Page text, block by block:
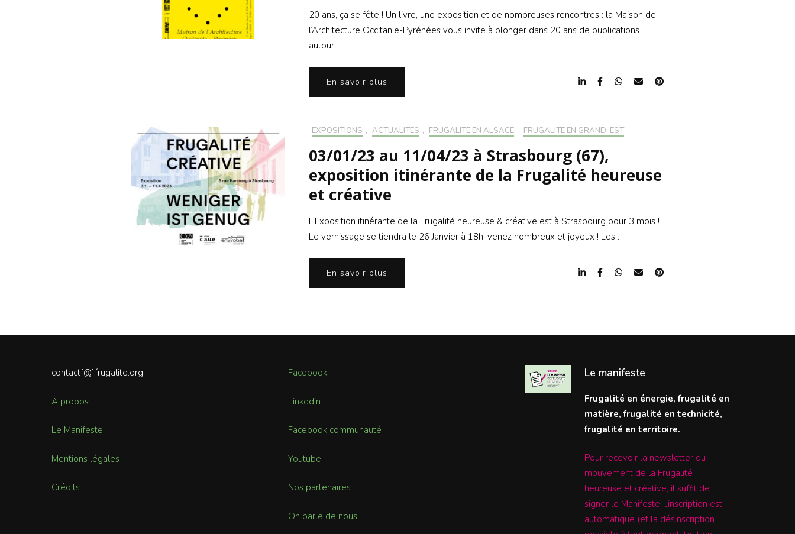
20 ans, ça se fête ! Un livre, une exposition et de nombreuses rencontres : la Maison de
l’Architecture Occitanie-Pyrénées vous invite à plonger dans 20 ans de publications
autour …
En savoir plus
EXPOSITIONS , ACTUALITÉS , FRUGALITÉ EN ALSACE , FRUGALITÉ EN GRAND-EST
03/01/23 au 11/04/23 à Strasbourg (67),
exposition itinérante de la Frugalité heureuse
et créative
L’Exposition itinérante de la Frugalité heureuse & créative est à Strasbourg pour 3 mois !
Le vernissage se tiendra le 26 Janvier à 18h, venez nombreux et joyeux ! Les …
En savoir plus
contact[@]frugalite.org
A propos
Le Manifeste
Mentions légales
Crédits
Facebook
Linkedin
Facebook communauté
Youtube
Nos partenaires
On parle de nous
Le manifeste
Frugalité en énergie, frugalité en
matière, frugalité en technicité,
frugalité en territoire.
Pour recevoir la newsletter du
mouvement de la Frugalité
heureuse et créative, il suffit de
signer le Manifeste, l'inscription est
automatique (et la désinscription